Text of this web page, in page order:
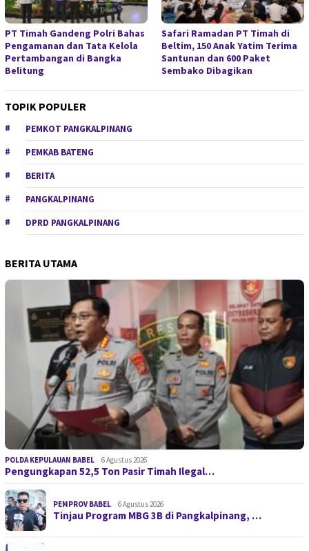
PT Timah Gandeng Polri Bahas
Pengamanan dan Tata Kelola
Pertambangan di Bangka
Belitung
Safari Ramadan PT Timah di
Beltim, 150 Anak Yatim Terima
Santunan dan 600 Paket
Sembako Dibagikan
TOPIK POPULER
PEMKOT PANGKALPINANG
PEMKAB BATENG
BERITA
PANGKALPINANG
DPRD PANGKALPINANG
BERITA UTAMA
POLDA KEPULAUAN BABEL 6 Agustus 2026
Pengungkapan 52,5 Ton Pasir Timah Ilegal…
PEMPROV BABEL 6 Agustus 2026
Tinjau Program MBG 3B di Pangkalpinang, …